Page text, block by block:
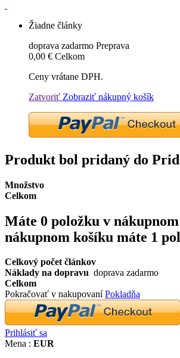
Žiadne články
doprava zadarmo Preprava
0,00 € Celkom
Ceny vrátane DPH.
Zatvoriť Zobraziť nákupný košík
Produkt bol pridaný do
Množstvo
Celkom
Máte 0 položku v
nákupnom košíku máte 1
Celkový počet článkov
Náklady na dopravu doprava zadarmo
Celkom
Pokračovať v nakupovaníPokladňa
Prihlásiť sa
Mena : EUR